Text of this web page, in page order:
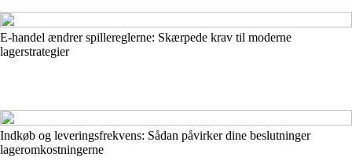
E-handel ændrer spillereglerne: Skærpede krav til moderne
lagerstrategier
Indkøb og leveringsfrekvens: Sådan påvirker dine beslutninger
lageromkostningerne